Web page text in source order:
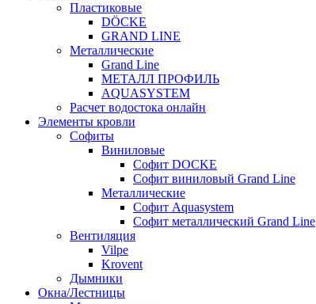
Пластиковые
DÖCKE
GRAND LINE
Металлические
Grand Line
МЕТАЛЛ ПРОФИЛЬ
AQUASYSTEM
Расчет водостока онлайн
Элементы кровли
Софиты
Виниловые
Софит DOCKE
Софит виниловый Grand Line
Металлические
Софит Aquasystem
Софит металлический Grand Line
Вентиляция
Vilpe
Krovent
Дымники
Окна/Лестницы